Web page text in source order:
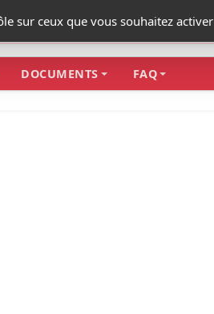
sur ceux que vous souhaitez activer
DOCUMENTS FAQ